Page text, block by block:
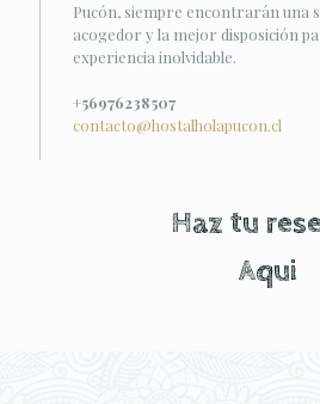
Pucón, siempre encontrarán una
acogedor y la mejor disposición
experiencia inolvidable.
+56976238507
contacto@hostalholapucon.cl
Haz tu
Aqui